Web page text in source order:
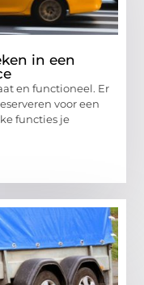
in een
en functioneel. Er
voor een
functies je